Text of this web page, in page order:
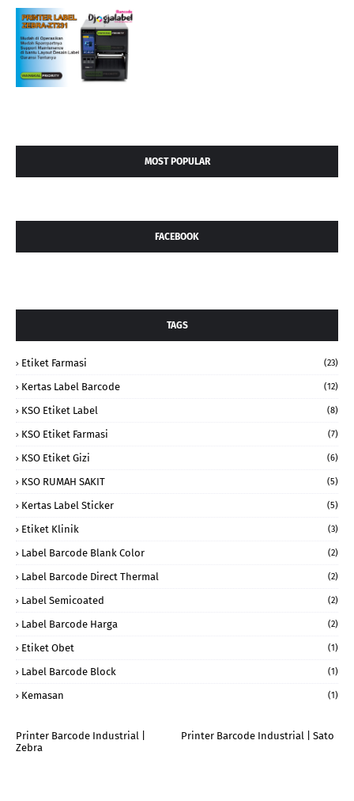
MOST POPULAR
FACEBOOK
TAGS
Etiket Farmasi (23)
Kertas Label Barcode (12)
KSO Etiket Label (8)
KSO Etiket Farmasi (7)
KSO Etiket Gizi (6)
KSO RUMAH SAKIT (5)
Kertas Label Sticker (5)
Etiket Klinik (3)
Label Barcode Blank Color (2)
Label Barcode Direct Thermal (2)
Label Semicoated (2)
Label Barcode Harga (2)
Etiket Obet (1)
Label Barcode Block (1)
Kemasan (1)
Printer Barcode Industrial |
Zebra
Printer Barcode Industrial | Sato